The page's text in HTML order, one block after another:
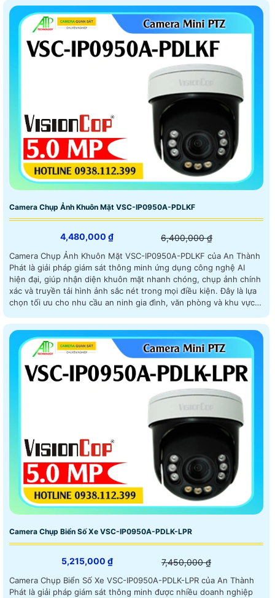
Camera Chụp Ảnh Khuôn Mặt VSC-IP0950A-PDLKF
4,480,000 ₫ 6,400,000 ₫
Camera Chụp Ảnh Khuôn Mặt VSC-IP0950A-PDLKF của An Thành
Phát là giải pháp giám sát thông minh ứng dụng công nghệ AI
hiện đại, giúp nhận diện khuôn mặt nhanh chóng, chụp ảnh chính
xác và truyền tải hình ảnh sắc nét trong mọi điều kiện. Đây là lựa
chọn tối ưu cho nhu cầu an ninh gia đình, văn phòng và khu vực
Camera Chụp Biển Số Xe VSC-IP0950A-PDLK-LPR
5,215,000 ₫ 7,450,000 ₫
Camera Chụp Biển Số Xe VSC-IP0950A-PDLK-LPR của An Thành
Phát là giải pháp giám sát thông minh được nhiều doanh nghiệp